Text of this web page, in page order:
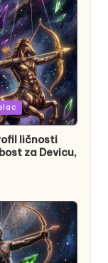
ličnosti
za Devicu,